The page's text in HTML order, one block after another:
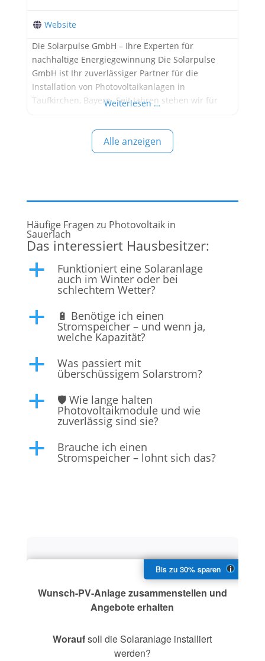
Website
Die Solarpulse GmbH – Ihre Experten für
nachhaltige Energiegewinnung Die Solarpulse
GmbH ist Ihr zuverlässiger Partner für die
Installation von Photovoltaikanlagen in
Taufkirchen, Bayern. Seit Jahren stehen wir für
Gebiet der erneuerbaren Energien. Unsere
Mission ist es, umweltfreundliche Solarenergie für
jeden zugänglich zu machen und einen Beitrag
Weiterlesen …
Alle anzeigen
Häufige Fragen zu Photovoltaik in
Sauerlach
Das interessiert Hausbesitzer:
a Funktioniert eine Solaranlage
auch im Winter oder bei
schlechtem Wetter?
a 🔋 Benötige ich einen
Stromspeicher – und wenn ja,
welche Kapazität?
a Was passiert mit
überschüssigem Solarstrom?
a 🛡️ Wie lange halten
Photovoltaikmodule und wie
zuverlässig sind sie?
a Brauche ich einen
Stromspeicher – lohnt sich das?
Wunsch-PV-Anlage zusammenstellen und
Angebote erhalten
Woraufsoll die Solaranlage installiert
werden?